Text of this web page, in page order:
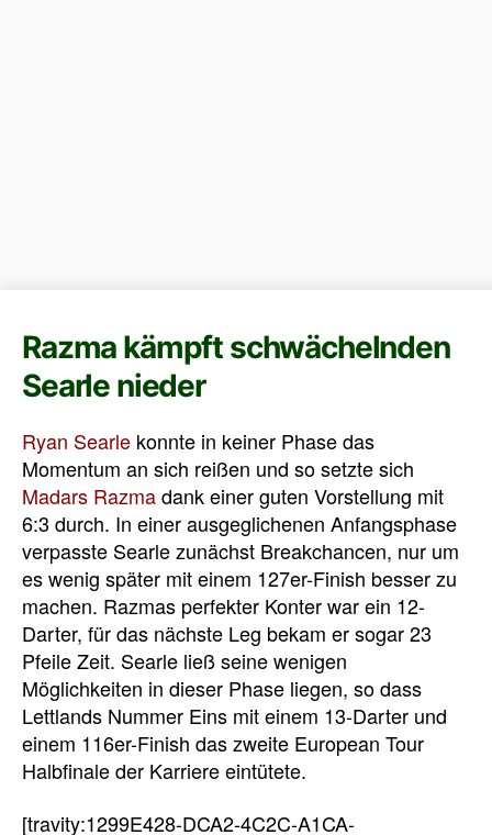
Razma kämpft schwächelnden
Searle nieder
Ryan Searle konnte in keiner Phase das
Momentum an sich reißen und so setzte sich
Madars Razmadank einer guten Vorstellung mit
6:3 durch. In einer ausgeglichenen Anfangsphase
verpasste Searle zunächst Breakchancen, nur um
es wenig später mit einem 127er-Finish besser zu
machen. Razmas perfekter Konter war ein 12-
Darter, für das nächste Leg bekam er sogar 23
Pfeile Zeit. Searle ließ seine wenigen
Möglichkeiten in dieser Phase liegen, so dass
Lettlands Nummer Eins mit einem 13-Darter und
einem 116er-Finish das zweite European Tour
Halbfinale der Karriere eintütete.
[travity:1299E428-DCA2-4C2C-A1CA-